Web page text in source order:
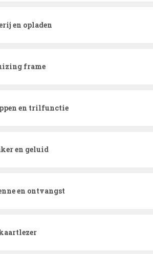
en opladen
frame
en trilfunctie
en geluid
en ontvangst